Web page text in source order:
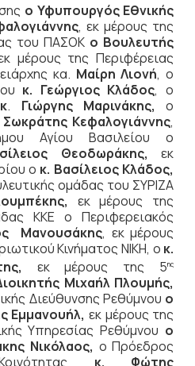
ο Υφυπουργός Εθνικής
, εκ μέρους της
του ΠΑΣΟΚ ο Βουλευτής
μέρους της Περιφέρειας
κα. Μαίρη Λιονή, ο
κ. Γεώργιος Κλάδος, ο
κ. Γιώργης Μαρινάκης, ο
Σωκράτης Κεφαλογιάννης,
Αγίου Βασιλείου ο
Θεοδωράκης,εκ
ο κ. Βασίλειος Κλάδος,
ομάδας του ΣΥΡΙΖΑ
εκ μέρους της
ΚΚΕ ο Περιφερειακός
Μανουσάκης, εκ μέρους
Κινήματος ΝΙΚΗ, ο κ.
εκ μέρους της 5ης
Μιχαήλ Πλουμής,
Διεύθυνσης Ρεθύμνου ο
Εμμανουήλ,εκ μέρους της
Υπηρεσίας Ρεθύμνου ο
Νικόλαος, ο Πρόεδρος
κ. Φώτης